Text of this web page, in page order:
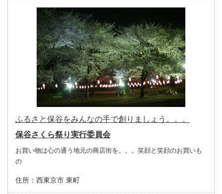
ふるさと保谷をみんなの手で創りましょう。。。
保谷さくら祭り実行委員会
お買い物は心の通う地元の商店街を。。。笑顔と笑顔のお買いも
の
住所： 西東京市 東町